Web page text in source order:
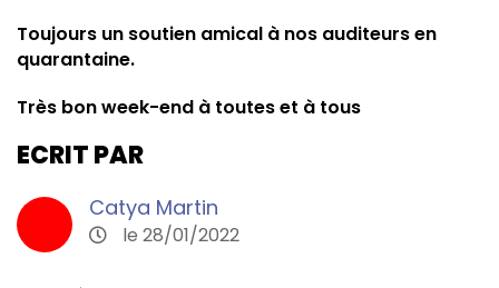
Toujours un soutien amical à nos auditeurs en
quarantaine.
Très bon week-end à toutes et à tous
ECRIT PAR
Catya Martin
le 28/01/2022